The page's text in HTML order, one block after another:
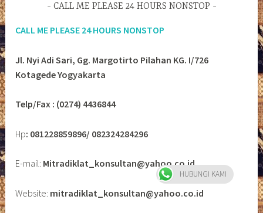
CALL ME PLEASE 24 HOURS NONSTOP
CALL ME PLEASE 24 HOURS NONSTOP
Jl. Nyi Adi Sari, Gg. Margotirto Pilahan KG. I/726
Kotagede Yogyakarta
Telp/Fax : (0274) 4436844
Hp: 081228859896/ 082324284296
E-mail: Mitradiklat_konsultan@yahoo.co.id
Website: mitradiklat_konsultan@yahoo.co.id
HUBUNGI KAMI